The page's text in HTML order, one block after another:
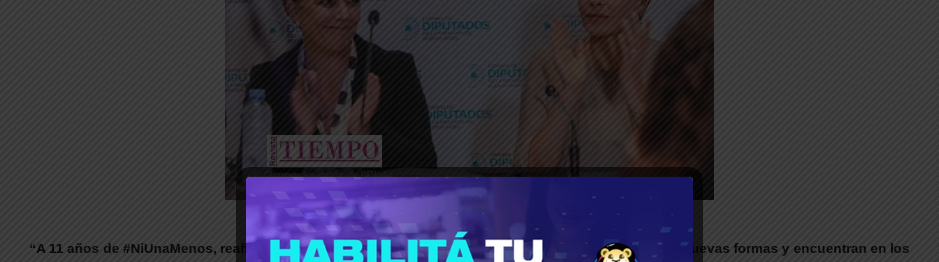
___________________________________________________________________
“A 11 años de #NiUnaMenos, reafirmamos que las violencias contra mujeres y adolescentes adoptan nuevas formas y encuentran en los